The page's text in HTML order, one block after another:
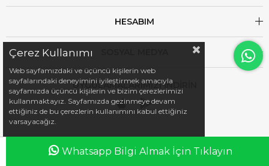
HESABIM
UYGULAMALARIMIZI İNDİRİN
Whatsapp Bilgi Almak İçin Tıklayın
Çerez Kullanımı
Web sayfamızdaki ve üçüncü kişilerin web
sayfalarındaki deneyimini iyileştirmek amacıyla
sayfamızda üçüncü kişilerin ve bizim çerezlerimizi
kullanmaktayız. Sayfamızda gezinmeye devam
ettiğiniz de bu çerezlerin kullanımını kabul ettiğiniz
varsayacağız.
Anasayfa Favorilerim Sepetim Üye Girişi